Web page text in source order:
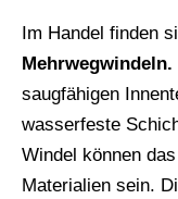
Im Handel finden
Mehrwegwindeln.
saugfähigen
wasserfeste
Windel können
Materialien sein.